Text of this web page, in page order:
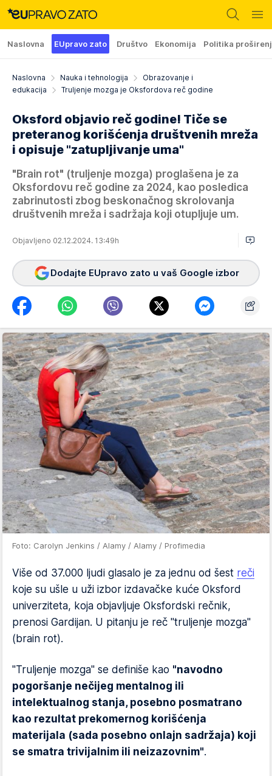
Naslovna EUpravo zato Društvo Ekonomija Politika
Naslovna Nauka i tehnologija
Obrazovanje i
edukacija
Truljenje mozga je Oksfordova reč godine
Oksford objavio reč godine! Tiče se
preteranog korišćenja društvenih mreža
i opisuje "zatupljivanje uma"
"Brain rot" (truljenje mozga) proglašena je za
Oksfordovu reč godine za 2024, kao posledica
zabrinutosti zbog beskonačnog skrolovanja
društvenih mreža i sadržaja koji otupljuje um.
Objavljeno 02.12.2024. 13:49h
Dodajte EUpravo zato u vaš Google izbor
Foto: Carolyn Jenkins / Alamy / Alamy / Profimedia
Više od 37.000 ljudi glasalo je za jednu od šest reči
koje su ušle u uži izbor izdavačke kuće Oksford
univerziteta, koja objavljuje Oksfordski rečnik,
prenosi Gardijan. U pitanju je reč "truljenje mozga"
(brain rot).
"Truljenje mozga" se definiše kao "navodno
pogoršanje nečijeg mentalnog ili
intelektualnog stanja, posebno posmatrano
kao rezultat prekomernog korišćenja
materijala (sada posebno onlajn sadržaja) koji
se smatra trivijalnim ili neizazovnim".